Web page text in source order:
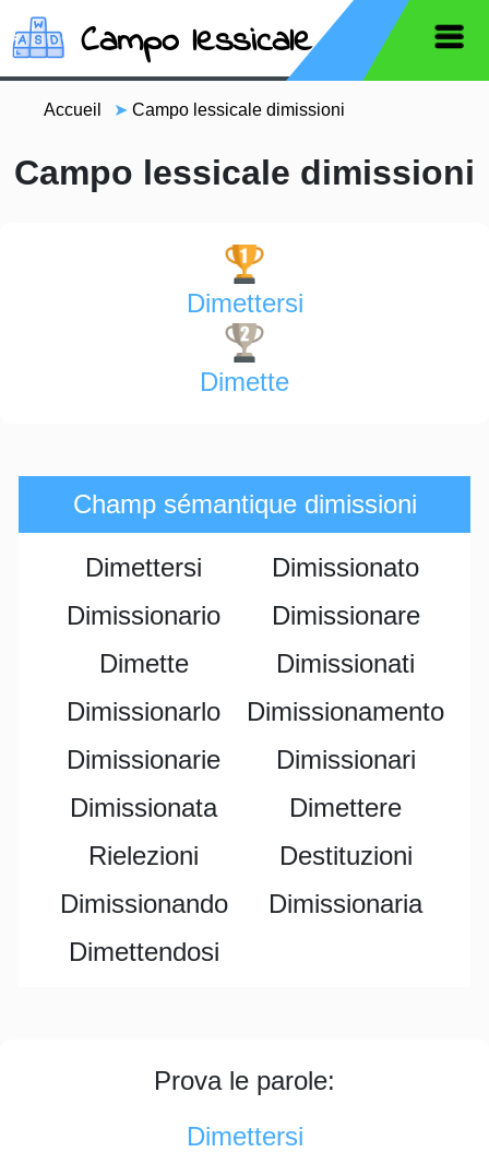
Campo lessicale
Accueil ➤ Campo lessicale dimissioni
Campo lessicale dimissioni
Dimettersi
Dimette
Champ sémantique dimissioni
Dimettersi
Dimissionato
Dimissionario
Dimissionare
Dimette
Dimissionati
Dimissionarlo
Dimissionamento
Dimissionarie
Dimissionari
Dimissionata
Dimettere
Rielezioni
Destituzioni
Dimissionando
Dimissionaria
Dimettendosi
Prova le parole:
Dimettersi